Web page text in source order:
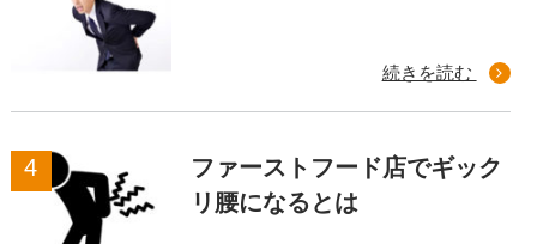
続きを読む
ファーストフード店でギック
リ腰になるとは